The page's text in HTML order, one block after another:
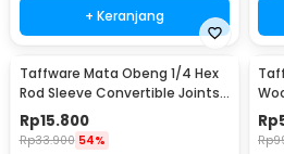
+ Keranjang
Taffware Mata Obeng 1/4 Hex
Rod Sleeve Convertible Joints
8 PCS
Rp15.800
Rp33.900 54%
Rp
Rp